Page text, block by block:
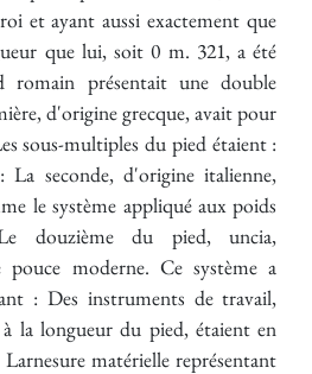
et ayant aussi exactement que
que lui, soit 0 m. 321, a été
romain présentait une double
d'origine grecque, avait pour
sous-multiples du pied étaient :
La seconde, d'origine italienne,
le système appliqué aux poids
douzième du pied, uncia,
moderne. Ce système a
: Des instruments de travail,
la longueur du pied, étaient en
matérielle représentant